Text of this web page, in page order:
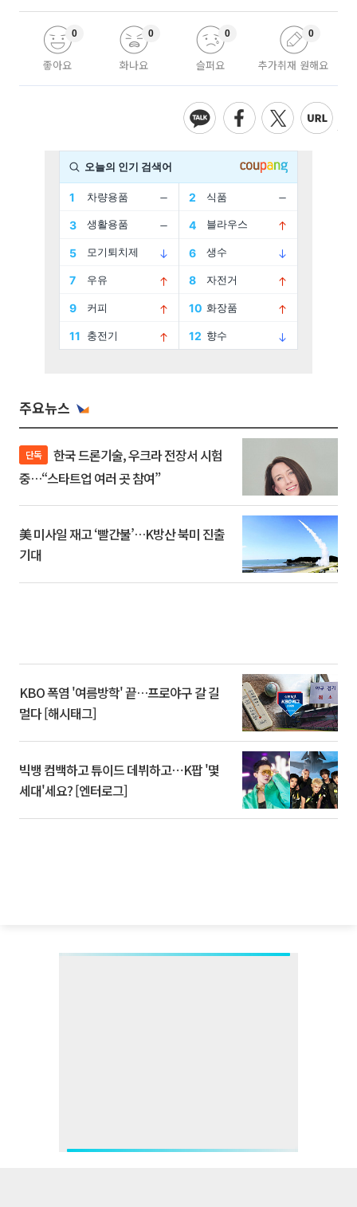
좋아요
0
화나요
0
슬퍼요
0
추가취재 원해요
0
주요뉴스
단독
중…“스타트업 여러 곳 참여”
美 미사일 재고 ‘빨간불’…K방산 북미 진출
기대
KBO 폭염 '여름방학' 끝…프로야구 갈 길
멀다 [해시태그]
빅뱅 컴백하고 튜이드 데뷔하고⋯K팝 '몇
세대'세요? [엔터로그]